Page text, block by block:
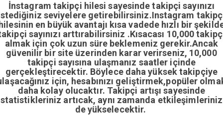
İnstagram takipçi hilesi sayesinde takipçi sayınızı
seviyelere getirebilirsiniz.Instagram
en büyük avantajı kısa vadede hızlı bir
sayınızı arttırabilirsiniz .Kısacası 10,000
almak için çok uzun süre beklemeniz gerekir.Ancak
güvenilir bir site üzerinden karar verirseniz, 10,000
takipçi sayısına ulaşmanız saatler içinde
gerçekleştirecektir. Böylece daha yüksek takipçiye
için, hesabınızı geliştirmek,popüler
daha kolay olucaktır. Takipçi artışı sayesinde
artıcak, aynı zamanda
de yükselecektir.